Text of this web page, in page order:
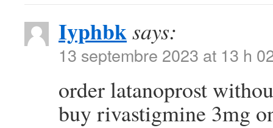
Iyphbksays:
13 septembre 2023 at 13 h
order latanoprost
buy rivastigmine 3mg